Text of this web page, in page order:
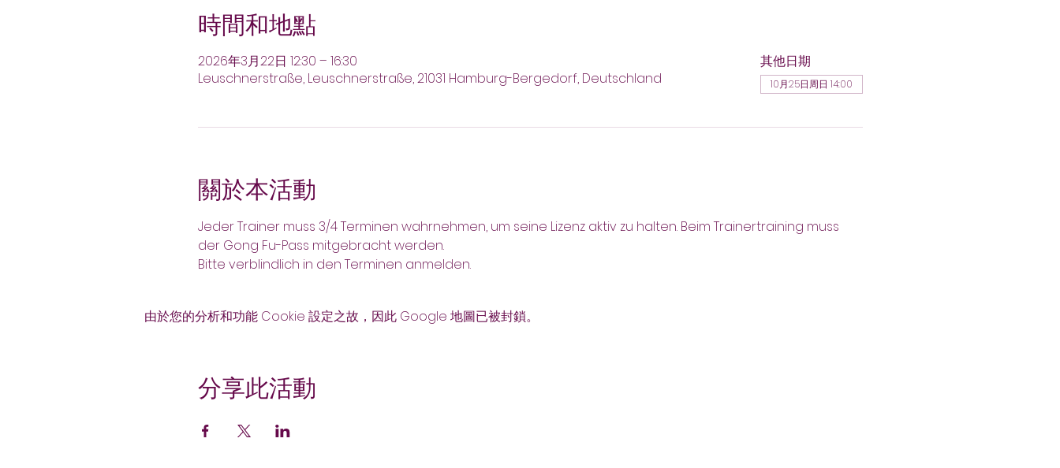
時間和地點
2026年3月22日 12:30 – 16:30
Leuschnerstraße, Leuschnerstraße, 21031 Hamburg-Bergedorf, Deutschland
其他日期
10月25日周日 14:00
關於本活動
Jeder Trainer muss 3/4 Terminen wahrnehmen, um seine Lizenz aktiv zu halten. Beim Trainertraining muss
der Gong Fu-Pass mitgebracht werden.
Bitte verblindlich in den Terminen anmelden.
由於您的分析和功能 Cookie 設定之故，因此 Google 地圖已被封鎖。
分享此活動